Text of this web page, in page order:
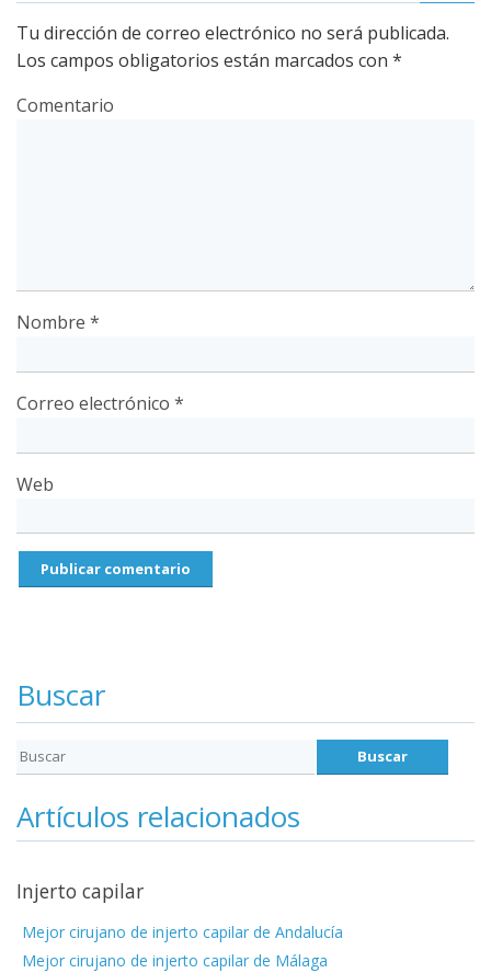
Tu dirección de correo electrónico no será publicada.
Los campos obligatorios están marcados con *
Comentario
Nombre *
Correo electrónico *
Web
Buscar
Artículos relacionados
Injerto capilar
Mejor cirujano de injerto capilar de Andalucía
Mejor cirujano de injerto capilar de Málaga